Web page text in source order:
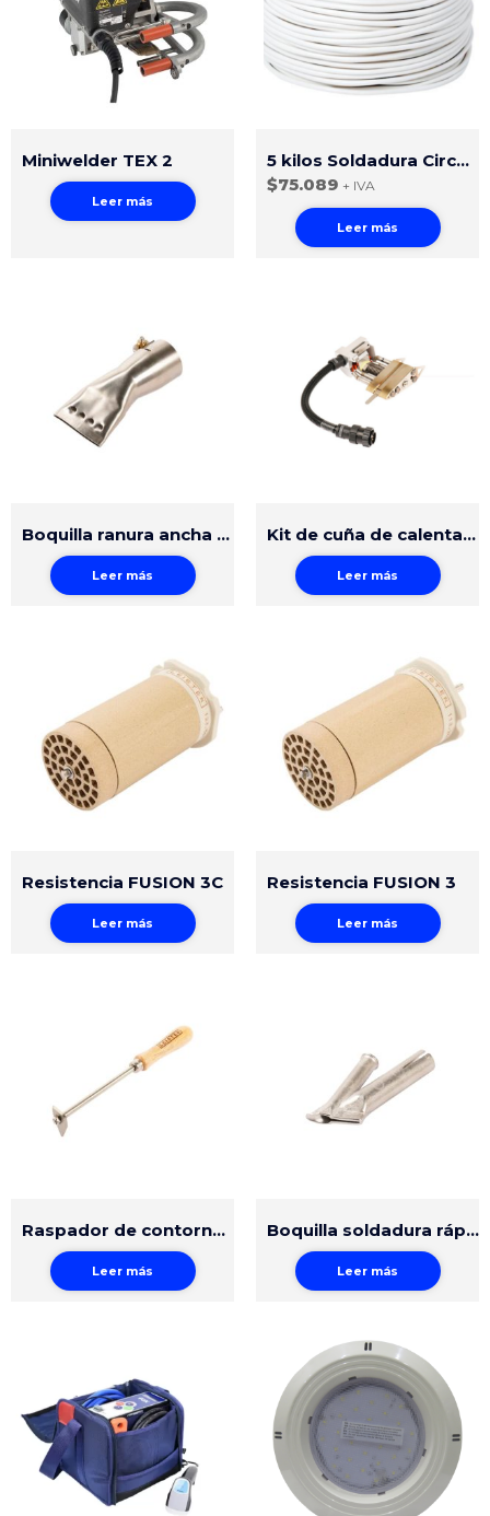
Miniwelder TEX 2
Leer más
5 kilos Soldadura Circular PVC 4mm Blanco en Varilla
$75.089 + IVA
Leer más
Boquilla ranura ancha 40mm perforada ajuste fácil
Leer más
Kit de cuña de calentamiento con canal de prueba
Leer más
Resistencia FUSION 3C
Leer más
Resistencia FUSION 3
Leer más
Raspador de contorno con mango de madera
Leer más
Boquilla soldadura rápida 4mm con pequeña ranura
Leer más